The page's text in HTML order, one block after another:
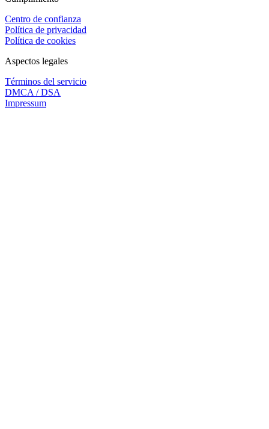
Centro de confianza
Política de privacidad
Política de cookies
Aspectos legales
Términos del servicio
DMCA / DSA
Impressum